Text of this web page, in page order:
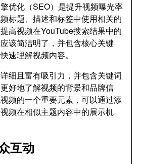
优化（SEO）是提升视频曝光率
标题、描述和标签中使用相关的
高视频在YouTube搜索结果中的
该简洁明了，并包含核心关键
速理解视频内容。
细且富有吸引力，并包含关键词
好地了解视频的背景和品牌信
频的一个重要元素，可以通过添
频在相似主题内容中的展示机
互动